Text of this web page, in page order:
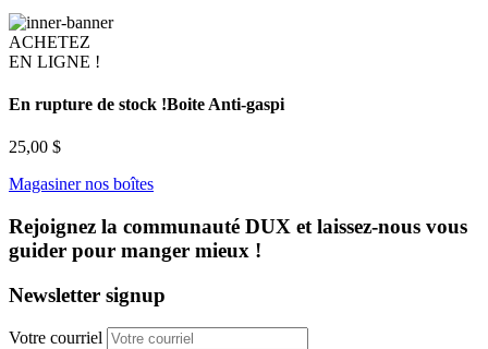
ACHETEZ
EN LIGNE !
En rupture de stock !Boite Anti-gaspi
25,00 $
Magasiner nos boîtes
Rejoignez la communauté DUX et laissez-nous vous
guider pour manger mieux !
Newsletter signup
Votre courriel